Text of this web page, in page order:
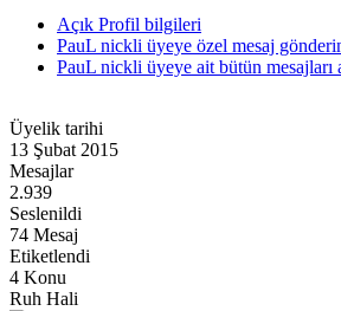
Açık Profil bilgileri
PauL nickli üyeye özel mesaj
PauL nickli üyeye ait bütün mesajları
Üyelik tarihi
13 Şubat 2015
Mesajlar
2.939
Seslenildi
74 Mesaj
Etiketlendi
4 Konu
Ruh Hali